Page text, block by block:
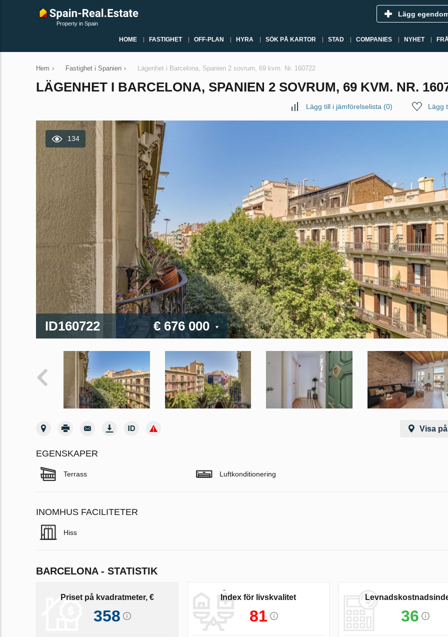
Property in Spain
Lägg
HOME FASTIGHET OFF-PLAN HYRA SÖK PÅ KARTOR STAD COMPANIES NYHET
Hem › Fastighet i Spanien › Lägenhet i Barcelona, Spanien 2 sovrum, 69 kvm. Nr. 160722
LÄGENHET I BARCELONA, SPANIEN 2 SOVRUM, 69 KVM. NR.
Lägg till i jämförelselista (0) Lägg
134
ID160722 € 676 000
Visa
EGENSKAPER
Terrass Luftkonditionering
INOMHUS FACILITETER
Hiss
BARCELONA - STATISTIK
Priset på kvadratmeter, €
358
Index för livskvalitet
81 36